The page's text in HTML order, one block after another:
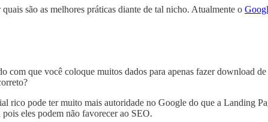
são as melhores práticas diante de tal nicho. Atualmente o
que você coloque muitos dados para apenas fazer download
rico pode ter muito mais autoridade no Google do que a Landing
eles podem não favorecer ao SEO.